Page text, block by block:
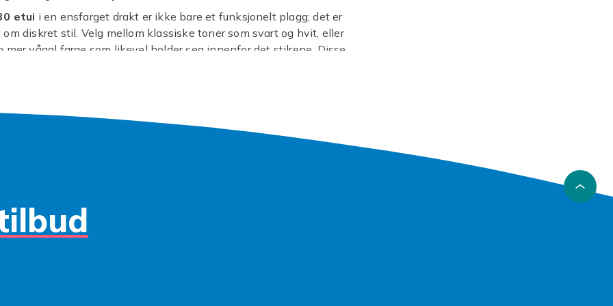
etui i en ensfarget drakt er ikke bare et funksjonelt plagg; det er
diskret stil. Velg mellom klassiske toner som svart og hvit, eller
mer vågal farge som likevel holder seg innenfor det stilrene. Disse
til å holde din dyrebare enhet trygg fra riper, støt og fall. Tenk på
livvakt som tar de verste smellene. Våre ensfargede varianter,
for at mobilen din bevarer sitt plettfrie ytre lenger. Dette er
er ute etter klassisk eleganse eller en diskret pop av farge, er et
det perfekte valget. Gi din Huawei P30 den beskyttelsen og stilen
helt uten dikkedarer. Enkelt og genialt!